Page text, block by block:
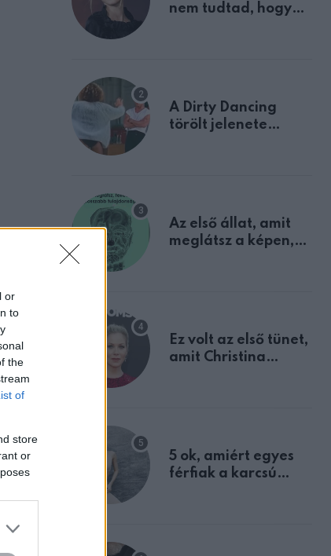
or
to
the
of
store
or
nem tudtad, hogy
A Dirty Dancing
törölt jelenete
Az első állat, amit
meglátsz a képen,
Ez volt az első tünet,
amit Christina
5 ok, amiért egyes
férfiak a karcsú